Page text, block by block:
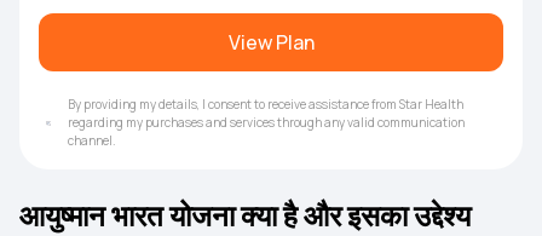
View Plan
By providing my details, I consent to receive assistance from Star Health
regarding my purchases and services through any valid communication
channel.
आयुष्मान भारत योजना क्या है और इसका उद्देश्य